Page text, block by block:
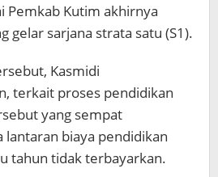
Pemkab Kutim akhirnya
gelar sarjana strata satu (S1).
Kasmidi
terkait proses pendidikan
yang sempat
lantaran biaya pendidikan
tahun tidak terbayarkan.